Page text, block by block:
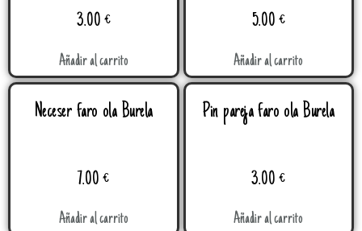
3.00 €
Añadir al carrito
5.00 €
Añadir al carrito
Neceser faro ola Burela
7.00€
Añadir al carrito
Pin pareja faro ola Burela
3.00€
Añadir al carrito